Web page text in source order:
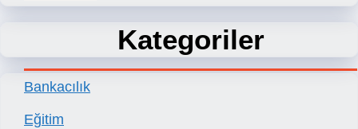
Kategoriler
Bankacılık
Eğitim